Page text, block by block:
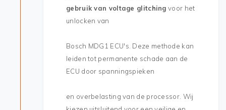
gebruik van voltage glitching voor het
unlocken van
Bosch MDG1 ECU's. Deze methode kan
leiden tot permanente schade aan de
ECU door spanningspieken
en overbelasting van de processor. Wij